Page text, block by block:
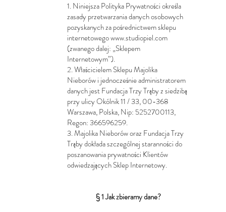
1. Niniejsza Polityka Prywatności określa
zasady przetwarzania danych osobowych
pozyskanych za pośrednictwem sklepu
internetowegowww.studiopiel.com
(zwanego dalej: „Sklepem
Internetowym”).
2. Właścicielem Sklepu Majolika
Nieborów i jednocześnie administratorem
danych jest Fundacja Trzy Trąby z siedzibą
przy ulicy Okólnik 11 / 33, 00-368
Warszawa, Polska, Nip: 5252700113,
Regon: 366596259.
3. Majolika Nieborów oraz Fundacja Trzy
Trąby dokłada szczególnej staranności do
poszanowania prywatności Klientów
odwiedzających Sklep Internetowy.
§ 1 Jak zbieramy dane?